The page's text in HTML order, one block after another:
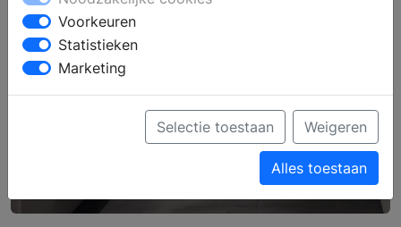
Voorkeuren
Statistieken
Marketing
Selectie toestaan Weigeren
Alles toestaan